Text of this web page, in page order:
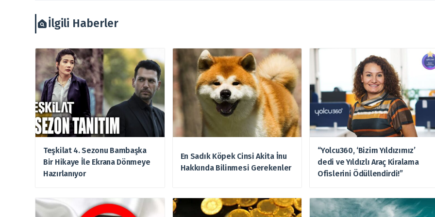
İlgili Haberler
Teşkilat 4. Sezonu Bambaşka
Bir Hikaye İle Ekrana Dönmeye
Hazırlanıyor
En Sadık Köpek Cinsi Akita İnu
Hakkında Bilinmesi Gerekenler
“Yolcu360, ‘Bizim Yıldızımız’
dedi ve Yıldızlı Araç Kiralama
Ofislerini Ödüllendirdi!”